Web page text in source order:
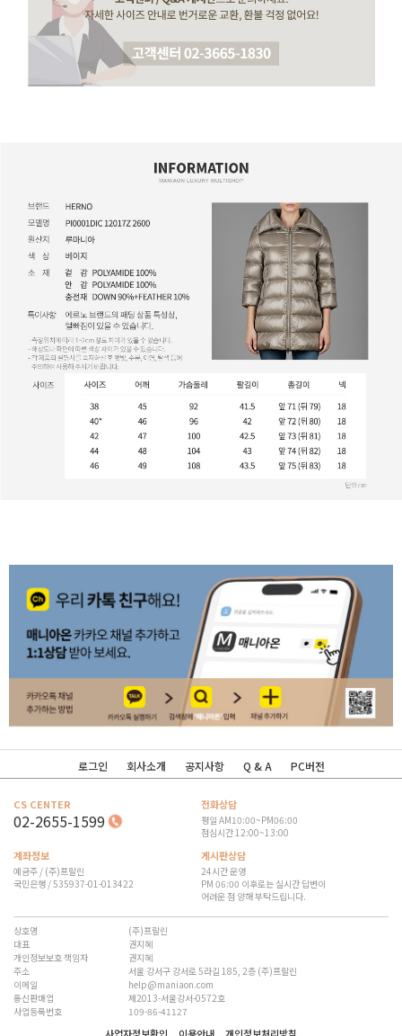
로그인 회사소개 공지사항 Q & A PC버전
CS CENTER
02-2655-1599
전화상담
평일 AM10:00~PM06:00
점심시간 12:00~13:00
계좌정보
예금주 / (주)프랄린
국민은행 / 535937-01-013422
게시판상담
24시간 운영
PM 06:00 이후로는 실시간 답변이
어려운 점 양해 부탁드립니다.
상호명
(주)프랄린
대표
권지혜
개인정보보호 책임자
권지혜
주소
서울 강서구 강서로 5라길 185, 2층 (주)프랄린
이메일
help@maniaon.com
통신판매업
제2013-서울강서-0572호
사업등록번호
109-86-41127